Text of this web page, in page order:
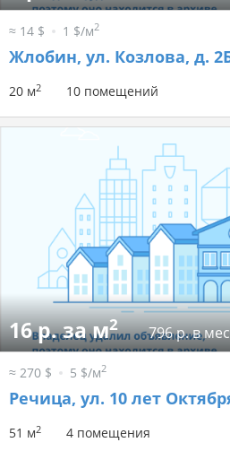
≈ 14 $ 1 $/м2
Жлобин, ул. Козлова, д.
20 м2 10 помещений
16 р. за м2 796 р. в
≈ 270 $ 5 $/м2
Речица, ул. 10 лет
51 м2 4 помещения